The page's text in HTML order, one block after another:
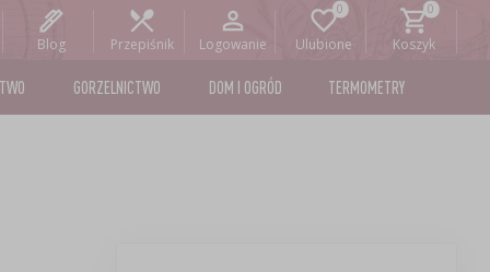
Blog Przepiśnik Logowanie Ulubione Koszyk
GORZELNICTWO DOM I OGRÓD TERMOMETRY